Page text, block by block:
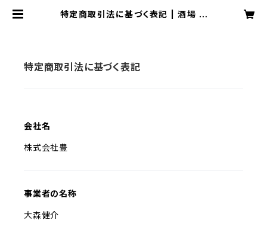
特定商取引法に基づく表記 | 酒場 こ
特定商取引法に基づく表記
会社名
株式会社豊
事業者の名称
大森健介